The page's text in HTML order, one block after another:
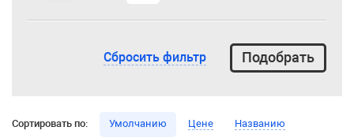
Сбросить фильтр
Сортировать по: Умолчанию Цене Названию